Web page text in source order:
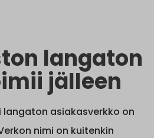
langaton
jälleen
langaton asiakasverkko on
nimi on kuitenkin